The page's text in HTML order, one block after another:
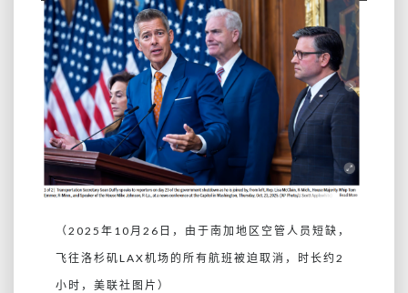
（2025年10月26日，由于南加地区空管人员短缺，
飞往洛杉矶LAX机场的所有航班被迫取消，时长约2
小时，美联社图片）